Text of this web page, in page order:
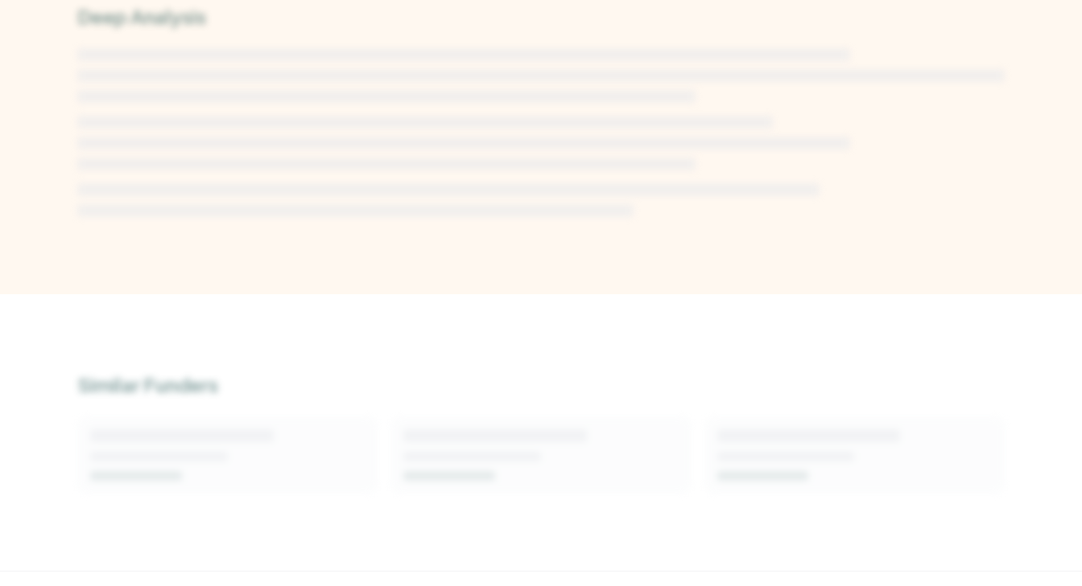
Deep Analysis
insights into this funder's giving patterns, decision-makers,
and fit signals.
Similar Funders